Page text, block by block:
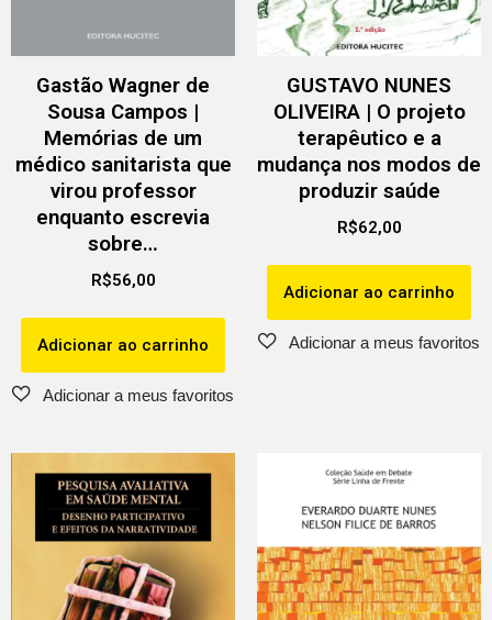
Gastão Wagner de
Sousa Campos |
Memórias de um
médico sanitarista que
virou professor
enquanto escrevia
sobre…
R$56,00
Adicionar ao carrinho
GUSTAVO NUNES
OLIVEIRA | O projeto
terapêutico e a
mudança nos modos de
produzir saúde
R$62,00
Adicionar ao carrinho